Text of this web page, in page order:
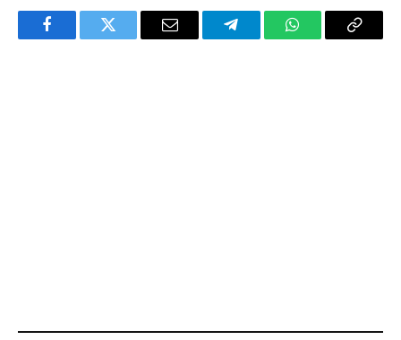
FacebookTwitter Email TelegramWhatsAppCopy